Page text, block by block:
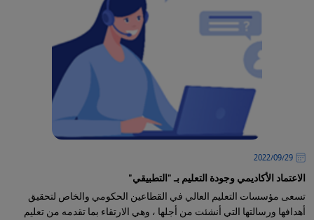
29‏/09‏/2022
الاعتماد الأكاديمي وجودة التعليم بـ "التطبيقي"
تسعى مؤسسات التعليم العالي في القطاعين الحكومي والخاص لتحقيق
أهدافها ورسالتها التي أنشئت من أجلها ، وهي الارتقاء بما تقدمه من تعليم